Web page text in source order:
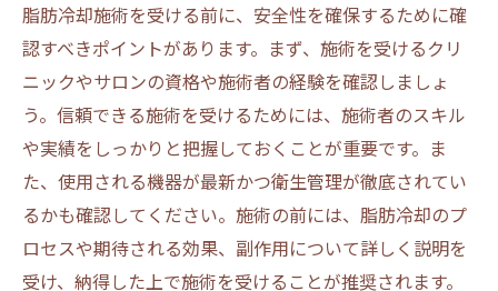
安全な脂肪冷却のためのアフターケアガイ
ド
脂肪冷却施術後の経過観察と注意点
アフターケアが安全性に与える長期的な影
響
脂肪冷却施術を受ける前に、安全性を確保するために確
認すべきポイントがあります。まず、施術を受けるクリ
ニックやサロンの資格や施術者の経験を確認しましょ
う。信頼できる施術を受けるためには、施術者のスキル
や実績をしっかりと把握しておくことが重要です。ま
た、使用される機器が最新かつ衛生管理が徹底されてい
るかも確認してください。施術の前には、脂肪冷却のプ
ロセスや期待される効果、副作用について詳しく説明を
受け、納得した上で施術を受けることが推奨されます。